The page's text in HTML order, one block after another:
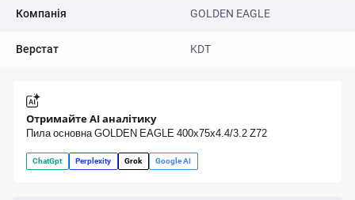
Компанія GOLDEN EAGLE
Верстат KDT
Отримайте AI аналітику
Пила основна GOLDEN EAGLE 400х75x4.4/3.2 Z72
ChatGpt Perplexity Grok Google AI